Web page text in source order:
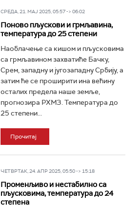
СРЕДА, 21. МАЈ 2025, 05:57 -> 06:02
Поново пљускови и грмљавина,
температура до 25 степени
Наоблачење са кишом и пљусковима
са грмљавином захватиће Бачку,
Срем, западну и југозападну Србију, а
затим ће се проширити ина већину
осталих предела наше земље,
прогнозира РХМЗ. Температура до
25 степени...
Прочитај
ЧЕТВРТАК, 24. АПР 2025, 05:50 -> 15:18
Променљиво и нестабилно са
пљусковима, температура до 24
степена